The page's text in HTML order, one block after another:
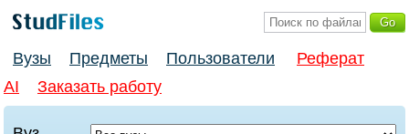
Вузы Предметы Пользователи
Реферат
AI
Заказать работу